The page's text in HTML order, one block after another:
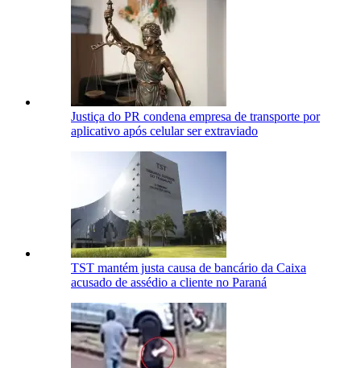
Justiça do PR condena empresa de transporte por
aplicativo após celular ser extraviado
TST mantém justa causa de bancário da Caixa
acusado de assédio a cliente no Paraná